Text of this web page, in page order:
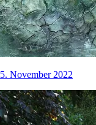
5. November 2022